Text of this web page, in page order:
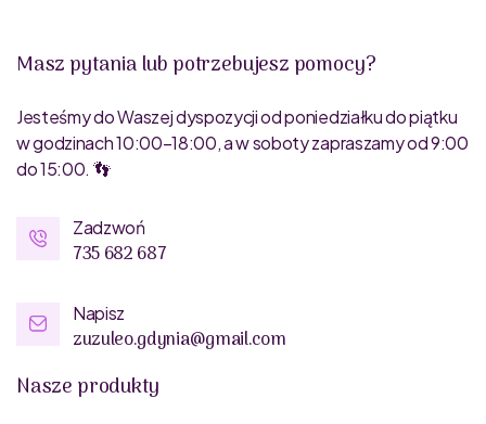
Masz pytania lub potrzebujesz pomocy?
Jesteśmy do Waszej dyspozycji od poniedziałku do piątku
w godzinach 10:00–18:00, a w soboty zapraszamy od 9:00
do 15:00. 👣
Zadzwoń
735 682 687
Napisz
zuzuleo.gdynia@gmail.com
Nasze produkty